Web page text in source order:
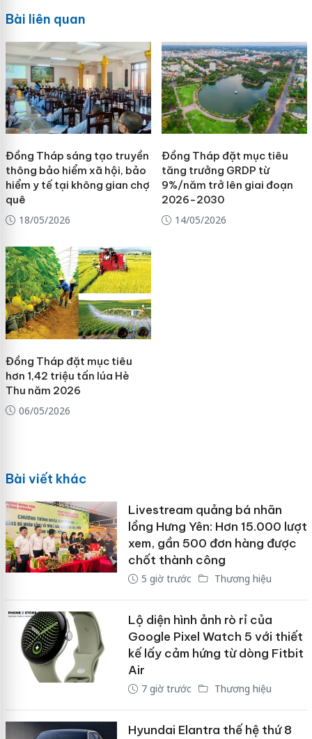
Bài liên quan
Đồng Tháp sáng tạo truyền
thông bảo hiểm xã hội, bảo
hiểm y tế tại không gian chợ
quê
18/05/2026
Đồng Tháp đặt mục tiêu
tăng trưởng GRDP từ
9%/năm trở lên giai đoạn
2026-2030
14/05/2026
Đồng Tháp đặt mục tiêu
hơn 1,42 triệu tấn lúa Hè
Thu năm 2026
06/05/2026
Bài viết khác
Livestream quảng bá nhãn
lồng Hưng Yên: Hơn 15.000 lượt
xem, gần 500 đơn hàng được
chốt thành công
5 giờ trước Thương hiệu
Lộ diện hình ảnh rò rỉ của
Google Pixel Watch 5 với thiết
kế lấy cảm hứng từ dòng Fitbit
Air
7 giờ trước Thương hiệu
Hyundai Elantra thế hệ thứ 8